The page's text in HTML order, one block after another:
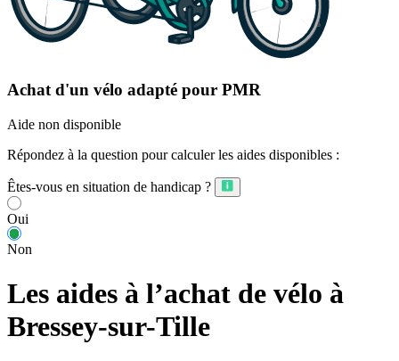
Achat d'un vélo adapté pour PMR
Aide non disponible
Répondez à la question pour calculer les aides disponibles :
Êtes-vous en situation de handicap ?
Oui
Non
Les aides à l’achat de vélo à
Bressey-sur-Tille